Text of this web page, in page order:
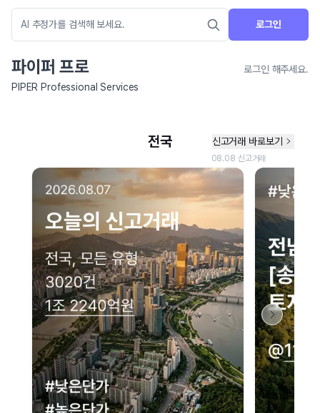
로그인
파이퍼 프로
로그인 해주세요.
PIPER Professional Services
네이버 지도 연결 안내
현재 네이버 지도 연결이 원활하지 않아 지도를 불러올 수 없습니다.
이용에 불편을 드려 죄송합니다.
다시 시도